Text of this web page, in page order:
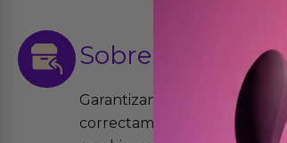
Sobre las
Garantizamos que los
correctamente y que si